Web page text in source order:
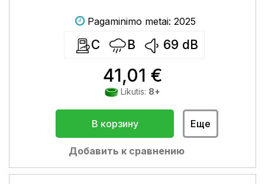
Pagaminimo metai: 2025
C B 69 dB
41,01 €
Likutis: 8+
В корзину Еще
Добавить к сравнению